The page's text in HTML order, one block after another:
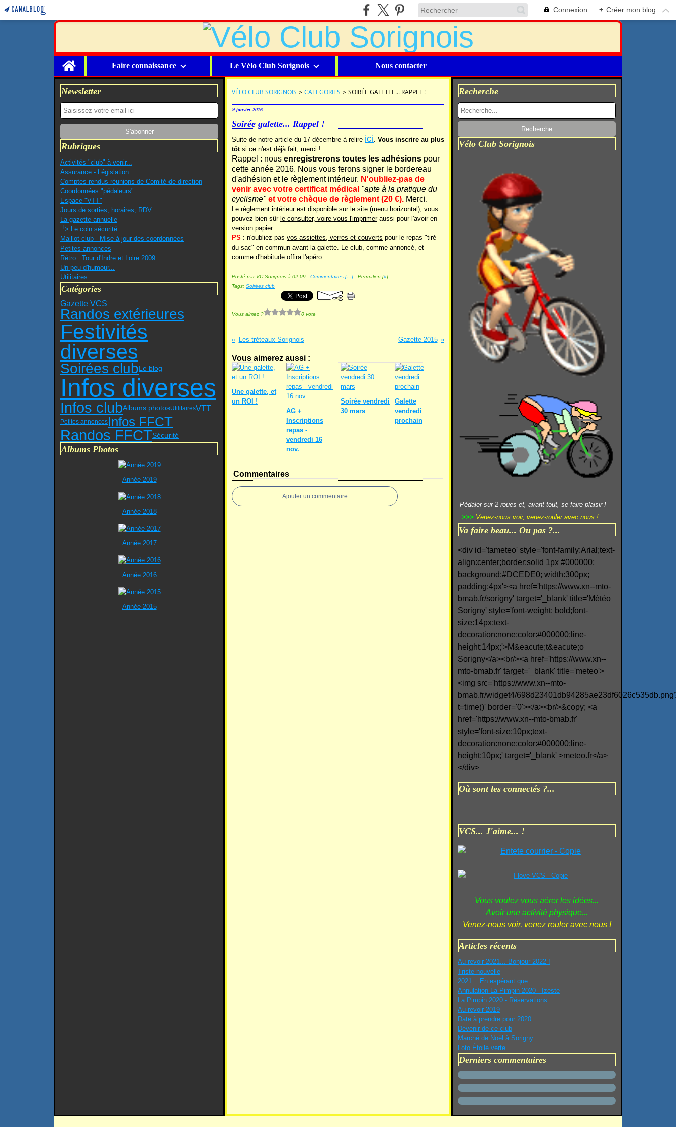
Connexion + Créer mon blog
Home
Faire connaissance Le Vélo Club Sorignois Nous contacter
Newsletter
Rubriques
Activités "club" à venir...
Assurance - Législation...
Comptes rendus réunions de Comité de direction
Coordonnées "pédaleurs"...
Espace "VTT"
Jours de sorties, horaires, RDV
La gazette annuelle
╚> Le coin sécurité
Maillot club - Mise à jour des coordonnées
Petites annonces
Rétro : Tour d'Indre et Loire 2009
Un peu d'humour...
Utilitaires
Catégories
Gazette VCS
Randos extérieures
Festivités
diverses
Soirées club Le blog
Infos diverses
Infos clubAlbums photosUtilitairesVTT
Petites annoncesInfos FFCT
Randos FFCTSécurité
Albums Photos
Année 2019
Année 2018
Année 2017
Année 2016
Année 2015
VÉLO CLUB SORIGNOIS > CATEGORIES > SOIRÉE GALETTE... RAPPEL !
9 janvier 2016
Soirée galette... Rappel !
Suite de notre article du 17 décembre à relire ici. Vous inscrire au plus
tôtsi ce n'est déjà fait, merci !
Rappel : nous enregistrerons toutes les adhésions pour
cette année 2016. Nous vous ferons signer le bordereau
d'adhésion et le règlement intérieur. N'oubliez-pas de
venir avec votre certificat médical "apte à la pratique du
cyclisme"et votre chèque de règlement (20 €). Merci.
Le règlement intérieur est disponible sur le site (menu horizontal), vous
pouvez bien sûr le consulter, voire vous l'imprimeraussi pour l'avoir en
version papier.
PS : n'oubliez-pas vos assiettes, verres et couverts pour le repas "tiré
du sac" en commun avant la galette. Le club, comme annoncé, et
comme d'habitude offira l'apéro.
Posté par VC Sorignois à 02:09 - Commentaires [… ] - Permalien [#]
Tags: Soirées club
Vous aimez ? 0 vote
Les tréteaux Sorignois Gazette 2015
Vous aimerez aussi :
Une galette, et
un ROI !
AG +
Inscriptions
repas -
vendredi 16
nov.
Soirée vendredi
30 mars
Galette
vendredi
prochain
Commentaires
Ajouter un commentaire
Recherche
Vélo Club Sorignois
Pédaler sur 2 roues et, avant tout, se faire plaisir !
>>> Venez-nous voir, venez-rouler avec nous !
Va faire beau... Ou pas ?...
<div id='tameteo' style='font-family:Arial;text-
align:center;border:solid 1px #000000;
background:#DCEDE0; width:300px;
padding:4px'><a href='https://www.xn--mto-
bmab.fr/sorigny' target='_blank' title='Météo
Sorigny' style='font-weight: bold;font-
size:14px;text-
decoration:none;color:#000000;line-
height:14px;'>M&eacute;t&eacute;o
Sorigny</a><br/><a href='https://www.xn--
mto-bmab.fr' target='_blank' title='meteo'>
<img src='https://www.xn--mto-
bmab.fr/widget4/
t=time()' border='0'></a><br/>&copy; <a
href='https://www.xn--mto-bmab.fr'
style='font-size:10px;text-
decoration:none;color:#000000;line-
height:10px;' target='_blank' >meteo.fr</a>
</div>
Où sont les connectés ?...
VCS... J'aime... !
Vous voulez vous aérer les idées...
Avoir une activité physique...
Venez-nous voir, venez rouler avec nous !
Articles récents
Au revoir 2021... Bonjour 2022 !
Triste nouvelle
2021... En espérant que...
Annulation La Pimpin 2020 - Izeste
La Pimpin 2020 - Réservations
Au revoir 2019
Date à prendre pour 2020...
Devenir de ce club
Marché de Noël à Sorigny
Loto Étoile verte
Derniers commentaires